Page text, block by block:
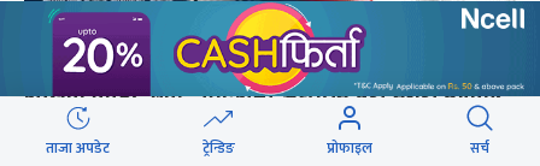
शैक्षिक क्रेडिट बैंक : विदेशमा अध्ययन पूरा नगरी फर्किए
नेपालमा निरन्तरता
ताजा अपडेट ट्रेन्डिङ प्रोफाइल सर्च